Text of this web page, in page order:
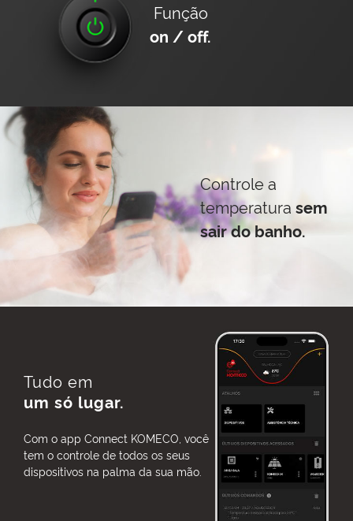
Função
on / off.
Controle a
temperatura sem
sair do banho.
Tudo em
um só lugar.
Com o app Connect KOMECO, você
tem o controle de todos os seus
dispositivos na palma da sua mão.